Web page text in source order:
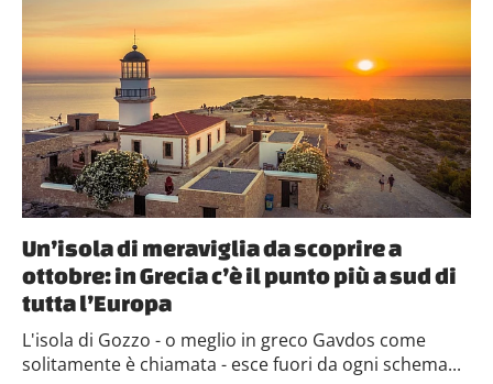
Un’isola di meraviglia da scoprire a
ottobre: in Grecia c’è il punto più a sud di
tutta l’Europa
L'isola di Gozzo - o meglio in greco Gavdos come
solitamente è chiamata - esce fuori da ogni schema...